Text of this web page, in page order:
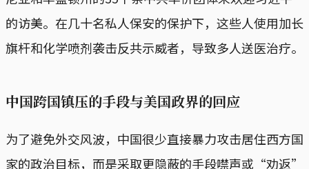
的访美。在几十名私人保安的保护下，这些人使用加长
旗杆和化学喷剂袭击反共示威者，导致多人送医治疗。
中国跨国镇压的手段与美国政界的回应
为了避免外交风波，中国很少直接暴力攻击居住西方国
家的政治目标，而是采取更隐蔽的手段噤声或“劝返”